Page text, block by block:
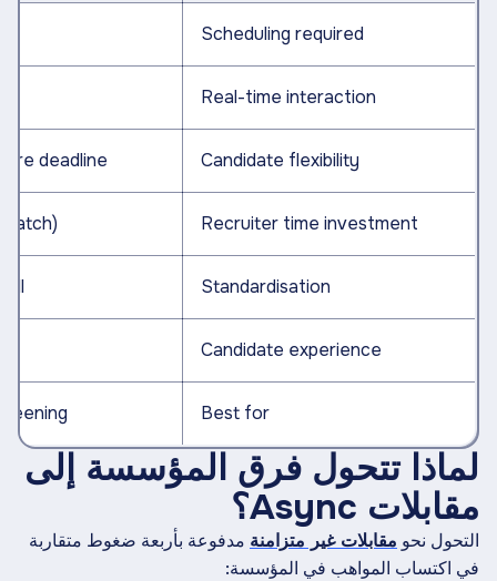
Scheduling required
Real-time interaction
Candidate flexibility
deadline
Recruiter time investment
batch)
Standardisation
all
Candidate experience
Best for
لماذا تتحول فرق المؤسسة إلى
مقابلات Async؟
التحول نحومقابلات غير متزامنةمدفوعة بأربعة ضغوط متقاربة
في اكتساب المواهب في المؤسسة: